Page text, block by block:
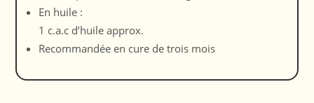
En huile :
1 c.a.c d’huile approx.
Recommandée en cure de trois mois